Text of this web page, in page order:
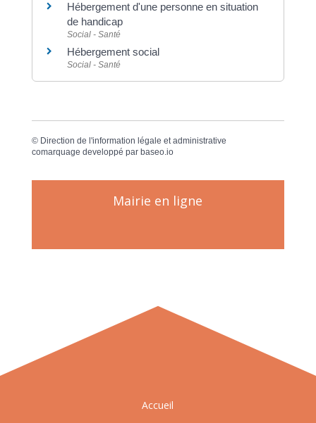
Hébergement d'une personne en situation
de handicap
Social - Santé
Hébergement social
Social - Santé
© Direction de l'information légale et administrative
comarquage developpé par baseo.io
Mairie en ligne
Accueil